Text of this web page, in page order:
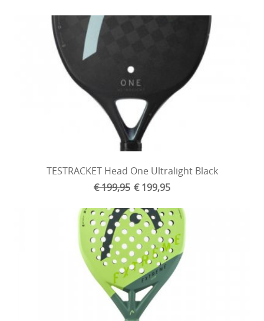
TESTRACKET Head One Ultralight Black
€ 199,95 € 199,95